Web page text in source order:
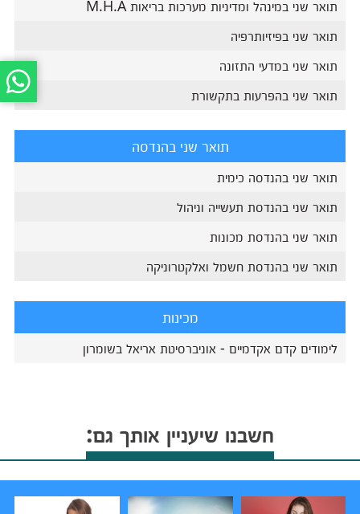
תואר שני במינהל ומדיניות מערכות בריאות M.H.A
תואר שני בפיזיותרפיה
תואר שני במדעי התזונה
תואר שני בהפרעות בתקשורת
תואר שני בהנדסה
תואר שני בהנדסה כימית
תואר שני בהנדסת תעשייה וניהול
תואר שני בהנדסת מכונות
תואר שני בהנדסת חשמל ואלקטרוניקה
מכינות
לימודים קדם אקדמיים - אוניברסיטת אריאל בשומרון
חשבנו שיעניין אותך גם: